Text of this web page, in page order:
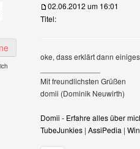
Profile anzeigen
02.06.2012 um 16:01
Titel:
oke, dass erklärt dann
Mit freundlichsten Grüßen
domii (Dominik Neuwirth)
Domii - Erfahre alles über
TubeJunkies | AssiPedia |